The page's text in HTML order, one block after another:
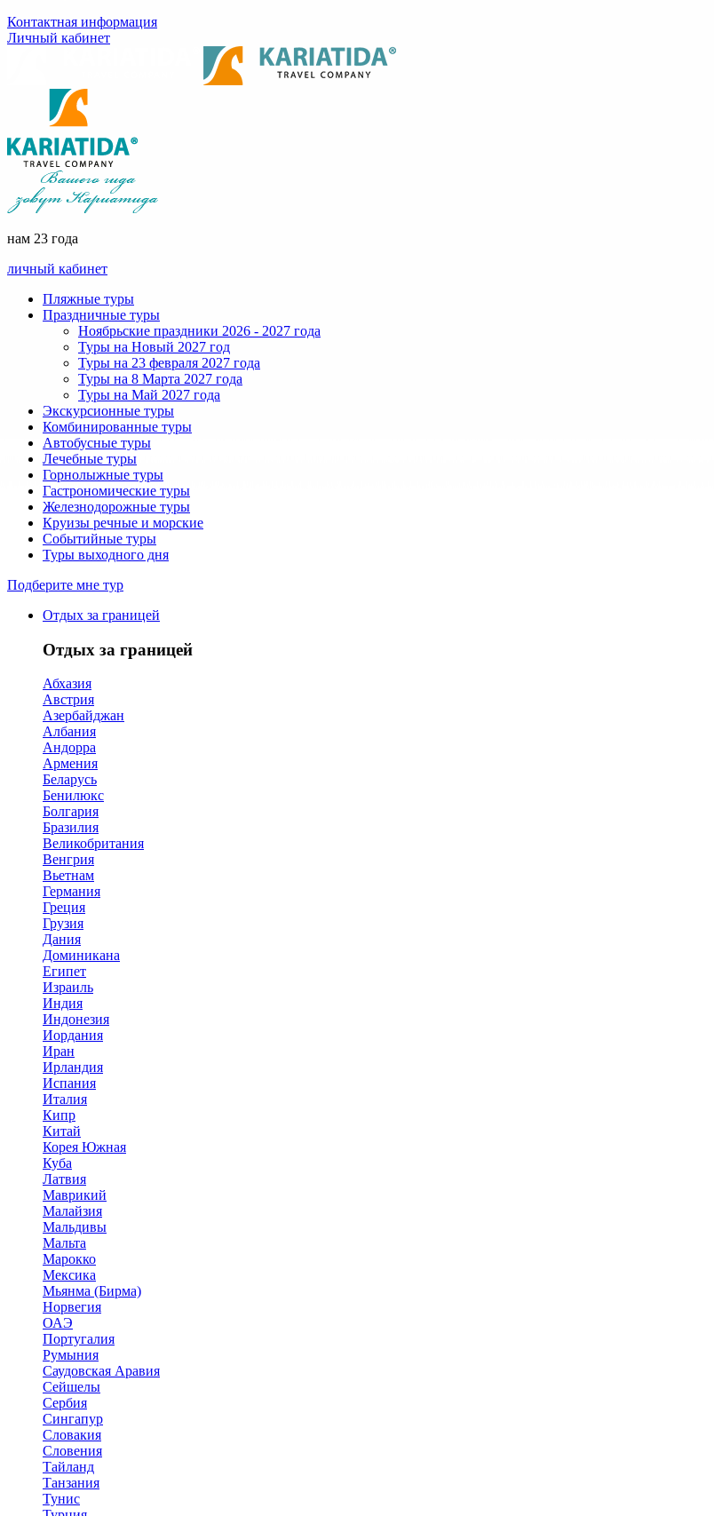
Контактная информация
Личный кабинет
нам 23 года
личный кабинет
Пляжные туры
Праздничные туры
Ноябрьские праздники 2026 - 2027 года
Туры на Новый 2027 год
Туры на 23 февраля 2027 года
Туры на 8 Марта 2027 года
Туры на Май 2027 года
Экскурсионные туры
Комбинированные туры
Автобусные туры
Лечебные туры
Горнолыжные туры
Гастрономические туры
Железнодорожные туры
Круизы речные и морские
Событийные туры
Туры выходного дня
Подберите мне тур
Отдых за границей
Отдых за границей
Абхазия
Австрия
Азербайджан
Албания
Андорра
Армения
Беларусь
Бенилюкс
Болгария
Бразилия
Великобритания
Венгрия
Вьетнам
Германия
Греция
Грузия
Дания
Доминикана
Египет
Израиль
Индия
Индонезия
Иордания
Иран
Ирландия
Испания
Италия
Кипр
Китай
Корея Южная
Куба
Латвия
Маврикий
Малайзия
Мальдивы
Мальта
Марокко
Мексика
Мьянма (Бирма)
Норвегия
ОАЭ
Португалия
Румыния
Саудовская Аравия
Сейшелы
Сербия
Сингапур
Словакия
Словения
Тайланд
Танзания
Тунис